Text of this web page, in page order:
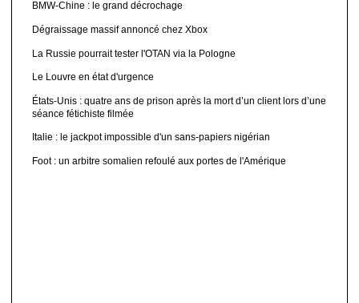
BMW-Chine : le grand décrochage
Dégraissage massif annoncé chez Xbox
La Russie pourrait tester l'OTAN via la Pologne
Le Louvre en état d'urgence
États-Unis : quatre ans de prison après la mort d’un client lors d’une
séance fétichiste filmée
Italie : le jackpot impossible d'un sans-papiers nigérian
Foot : un arbitre somalien refoulé aux portes de l'Amérique